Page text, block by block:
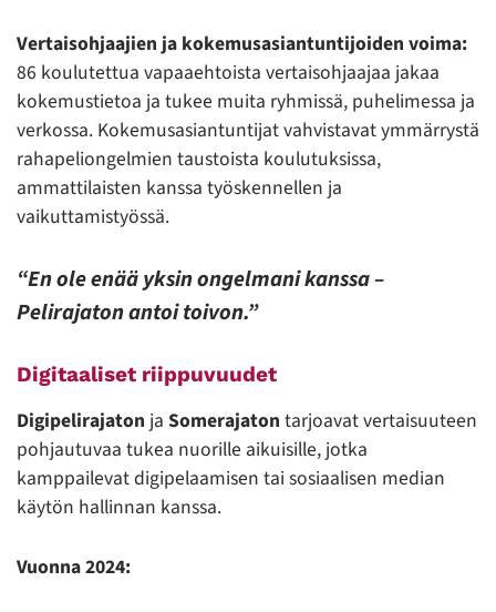
Vertaisohjaajien ja kokemusasiantuntijoiden voima:
86 koulutettua vapaaehtoista vertaisohjaajaa jakaa
kokemustietoa ja tukee muita ryhmissä, puhelimessa ja
verkossa. Kokemusasiantuntijat vahvistavat ymmärrystä
rahapeliongelmien taustoista koulutuksissa,
ammattilaisten kanssa työskennellen ja
vaikuttamistyössä.
“En ole enää yksin ongelmani kanssa –
Pelirajaton antoi toivon.”
Digitaaliset riippuvuudet
Digipelirajaton ja Somerajaton tarjoavat vertaisuuteen
pohjautuvaa tukea nuorille aikuisille, jotka
kamppailevat digipelaamisen tai sosiaalisen median
käytön hallinnan kanssa.
Vuonna 2024: